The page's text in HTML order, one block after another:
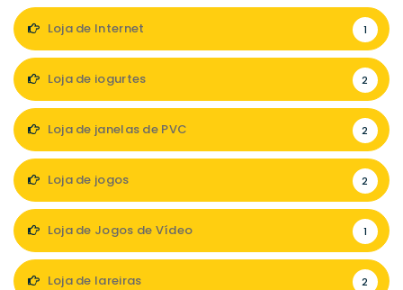
Loja de Internet 1
Loja de iogurtes 2
Loja de janelas de PVC 2
Loja de jogos 2
Loja de Jogos de Vídeo 1
Loja de lareiras 2